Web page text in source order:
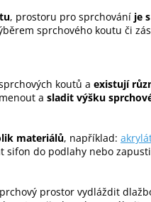
d
a
c
v
k
v
ý
p
s
u
o
v
á
, prostoru pro sprchování je
sprchového koutu či
koutů a existují
a sladit výšku
materiálů, například:
sifon do podlahy nebo
prostor vydláždit